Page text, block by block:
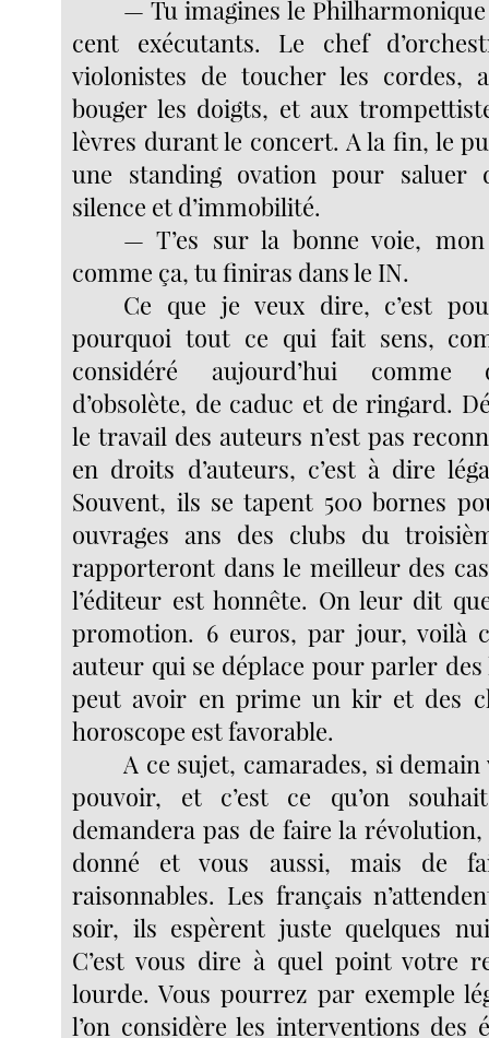
— Tu imagines le
cent exécutants. Le chef
violonistes de toucher les cordes,
bouger les doigts, et aux
lèvres durant le concert. A la fin, le
une standing ovation pour saluer
silence et d’immobilité.
— T’es sur la bonne voie,
comme ça, tu finiras dans le IN.
Ce que je veux dire, c’est
pourquoi tout ce qui fait sens,
considéré aujourd’hui comme
d’obsolète, de caduc et de ringard.
le travail des auteurs n’est pas
en droits d’auteurs, c’est à dire
Souvent, ils se tapent 500 bornes
ouvrages ans des clubs du
rapporteront dans le meilleur des
l’éditeur est honnête. On leur dit
promotion. 6 euros, par jour, voilà
auteur qui se déplace pour parler
peut avoir en prime un kir et des
horoscope est favorable.
A ce sujet, camarades, si
pouvoir, et c’est ce qu’on
demandera pas de faire la
donné et vous aussi, mais de
raisonnables. Les français
soir, ils espèrent juste quelques
C’est vous dire à quel point votre
lourde. Vous pourrez par exemple
l’on considère les interventions des